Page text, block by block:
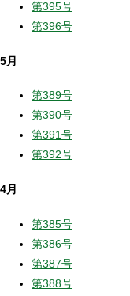
第395号
第396号
5月
第389号
第390号
第391号
第392号
4月
第385号
第386号
第387号
第388号